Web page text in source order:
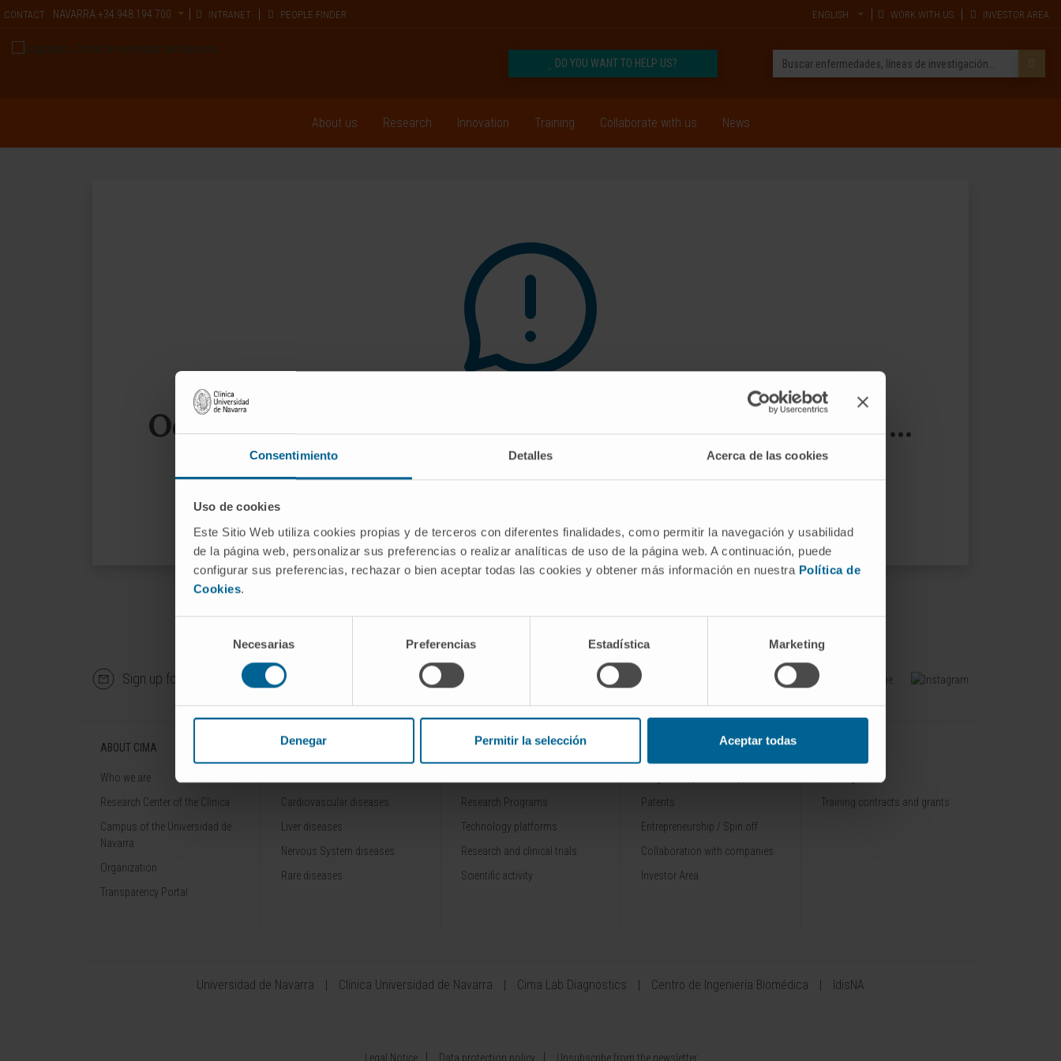
Consentimiento Detalles Acerca de las cookies
Uso de cookies
Este Sitio Web utiliza cookies propias y de terceros con diferentes finalidades, como permitir la navegación y usabilidad
de la página web, personalizar sus preferencias o realizar analíticas de uso de la página web. A continuación, puede
configurar sus preferencias, rechazar o bien aceptar todas las cookies y obtener más información en nuestra Política de
Cookies.
consentimiento
Necesarias Preferencias Estadística Marketing
Denegar Permitir la selección Aceptar todas
CONTACT NAVARRA +34 948 194 700 INTRANET PEOPLE FINDER ENGLISH WORK WITH US INVESTOR AREA
DO YOU WANT TO HELP US?
About us Research Innovation Training Collaborate with us News
Oops, the page you are looking for does not exist ...
Sign up for our newsletter Follow us
ABOUT CIMA
Who we are
Research Center of the Clinica
Campus of the Universidad de
Navarra
Organization
Transparency Portal
DISEASES
Cardiovascular diseases
Liver diseases
Nervous System diseases
Rare diseases
RESEARCH
Research Programs
Technology platforms
Research and clinical trials
Scientific activity
Patents
Entrepreneurship / Spin off
Collaboration with companies
Investor Area
Training contracts and grants
Universidad de Navarra Clínica Universidad de Navarra Cima Lab Diagnostics Centro de Ingeniería Biomédica IdisNA
Legal Notice Data protection policy Unsubscribe from the newsletter